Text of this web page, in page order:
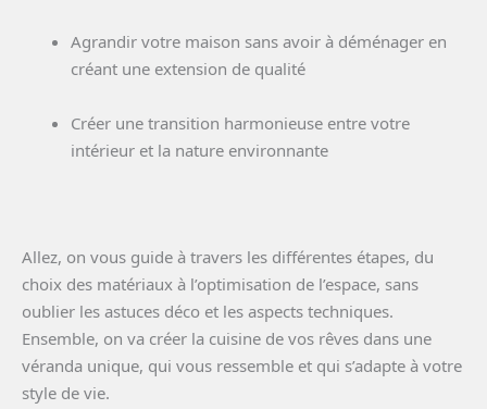
Agrandir votre maison sans avoir à déménager en
créant une extension de qualité
Créer une transition harmonieuse entre votre
intérieur et la nature environnante
Allez, on vous guide à travers les différentes étapes, du
choix des matériaux à l’optimisation de l’espace, sans
oublier les astuces déco et les aspects techniques.
Ensemble, on va créer la cuisine de vos rêves dans une
véranda unique, qui vous ressemble et qui s’adapte à votre
style de vie.